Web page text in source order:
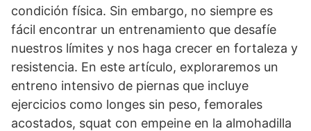
condición física. Sin embargo, no siempre es
fácil encontrar un entrenamiento que desafíe
nuestros límites y nos haga crecer en fortaleza y
resistencia. En este artículo, exploraremos un
entreno intensivo de piernas que incluye
ejercicios como longes sin peso, femorales
acostados, squat con empeine en la almohadilla